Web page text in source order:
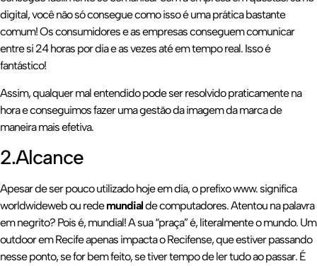
digital, você não só consegue como isso é uma prática bastante
comum! Os consumidores e as empresas conseguem comunicar
entre si 24 horas por dia e as vezes até em tempo real. Isso é
fantástico!
Assim, qualquer mal entendido pode ser resolvido praticamente na
hora e conseguimos fazer uma gestão da imagem da marca de
maneira mais efetiva.
2.Alcance
Apesar de ser pouco utilizado hoje em dia, o prefixo www. significa
worldwideweb ou redemundialde computadores. Atentou na palavra
em negrito? Pois é, mundial! A sua “praça” é, literalmente o mundo. Um
outdoor em Recife apenas impacta o Recifense, que estiver passando
nesse ponto, se for bem feito, se tiver tempo de ler tudo ao passar. É